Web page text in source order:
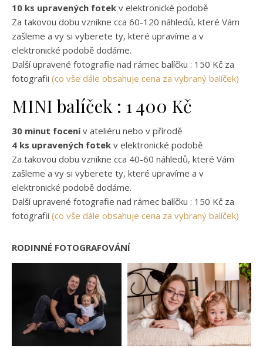
10 ks upravených fotek v elektronické podobě
Za takovou dobu vznikne cca 60-120 náhledů, které Vám
zašleme a vy si vyberete ty, které upravíme a v
elektronické podobě dodáme.
Další upravené fotografie nad rámec balíčku : 150 Kč za
fotografii (co vše dále obsahuje cena za vybraný balíček)
MINI balíček : 1 400 Kč
30 minut focenív ateliéru nebo v přírodě
4 ks upravených fotek v elektronické podobě
Za takovou dobu vznikne cca 40-60 náhledů, které Vám
zašleme a vy si vyberete ty, které upravíme a v
elektronické podobě dodáme.
Další upravené fotografie nad rámec balíčku : 150 Kč za
fotografii (co vše dále obsahuje cena za vybraný balíček)
RODINNÉ FOTOGRAFOVÁNÍ